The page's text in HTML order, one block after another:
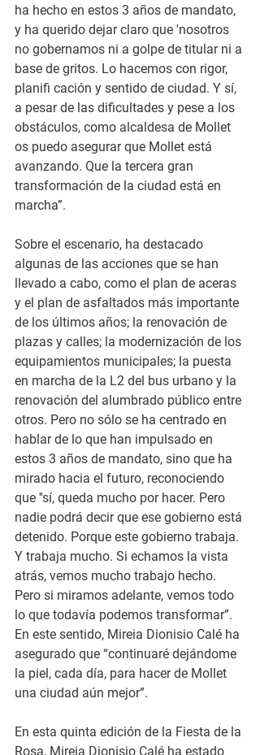
ha hecho en estos 3 años de mandato,
y ha querido dejar claro que 'nosotros
no gobernamos ni a golpe de titular ni a
base de gritos. Lo hacemos con rigor,
planifi cación y sentido de ciudad. Y sí,
a pesar de las dificultades y pese a los
obstáculos, como alcaldesa de Mollet
os puedo asegurar que Mollet está
avanzando. Que la tercera gran
transformación de la ciudad está en
marcha”.
Sobre el escenario, ha destacado
algunas de las acciones que se han
llevado a cabo, como el plan de aceras
y el plan de asfaltados más importante
de los últimos años; la renovación de
plazas y calles; la modernización de los
equipamientos municipales; la puesta
en marcha de la L2 del bus urbano y la
renovación del alumbrado público entre
otros. Pero no sólo se ha centrado en
hablar de lo que han impulsado en
estos 3 años de mandato, sino que ha
mirado hacia el futuro, reconociendo
que ''sí, queda mucho por hacer. Pero
nadie podrá decir que ese gobierno está
detenido. Porque este gobierno trabaja.
Y trabaja mucho. Si echamos la vista
atrás, vemos mucho trabajo hecho.
Pero si miramos adelante, vemos todo
lo que todavía podemos transformar”.
En este sentido, Mireia Dionisio Calé ha
asegurado que “continuaré dejándome
la piel, cada día, para hacer de Mollet
una ciudad aún mejor”.
En esta quinta edición de la Fiesta de la
Rosa, Mireia Dionisio Calé ha estado